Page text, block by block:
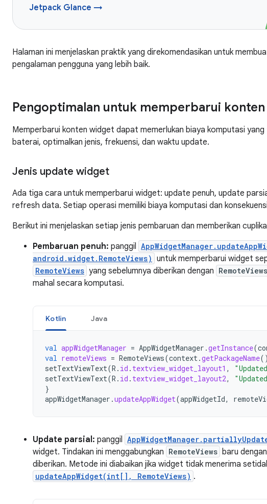
Jetpack Glance →
Halaman ini menjelaskan praktik yang direkomendasikan untuk
pengalaman pengguna yang lebih baik.
Pengoptimalan untuk memperbarui
Memperbarui konten widget dapat memerlukan biaya komputasi
baterai, optimalkan jenis, frekuensi, dan waktu update.
Jenis update widget
Ada tiga cara untuk memperbarui widget: update penuh, update
refresh data. Setiap operasi memiliki biaya komputasi dan
Berikut ini menjelaskan setiap jenis pembaruan dan memberikan
Pembaruan penuh: panggil
android.widget.RemoteViews) untuk memperbarui widget
RemoteViews yang sebelumnya diberikan dengan RemoteViews
mahal secara komputasi.
Kotlin Java
val appWidgetManager = AppWidgetManager .getInstance(
val remoteViews = RemoteViews(context.getPackageName
setTextViewText(R . id . textview_widget_layout1 ,
setTextViewText(R . id . textview_widget_layout2,
}
appWidgetManager .updateAppWidget(appWidgetId,
Update parsial: panggil
widget. Tindakan ini menggabungkan RemoteViews baru dengan
diberikan. Metode ini diabaikan jika widget tidak menerima
updateAppWidget(int[], RemoteViews) .